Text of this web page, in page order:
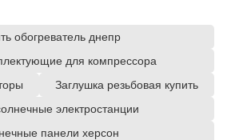
обогреватель днепр
для компрессора
Заглушка резьбовая купить
электростанции
панели херсон